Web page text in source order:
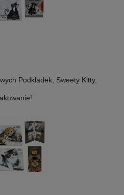
Podkładek, Sweety Kitty,